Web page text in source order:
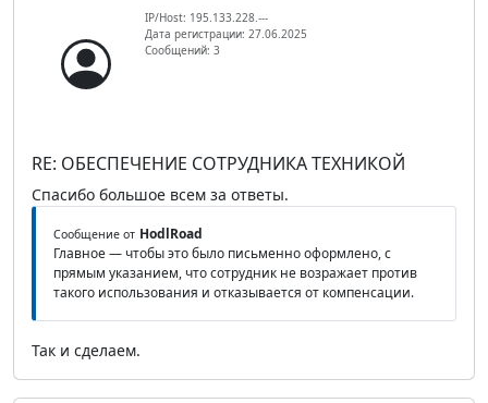
IP/Host: 195.133.228.---
Дата регистрации: 27.06.2025
Сообщений: 3
RE: ОБЕСПЕЧЕНИЕ СОТРУДНИКА ТЕХНИКОЙ
Спасибо большое всем за ответы.
Сообщение от HodlRoad
Главное — чтобы это было письменно оформлено, с
прямым указанием, что сотрудник не возражает против
такого использования и отказывается от компенсации.
Так и сделаем.